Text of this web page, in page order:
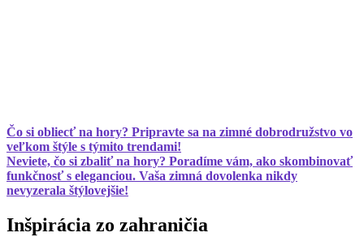
Čo si obliecť na hory? Pripravte sa na zimné dobrodružstvo vo
veľkom štýle s týmito trendami!
Neviete, čo si zbaliť na hory? Poradíme vám, ako skombinovať
funkčnosť s eleganciou. Vaša zimná dovolenka nikdy
nevyzerala štýlovejšie!
Inšpirácia zo zahraničia